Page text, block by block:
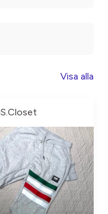
Visa alla
S.Closet